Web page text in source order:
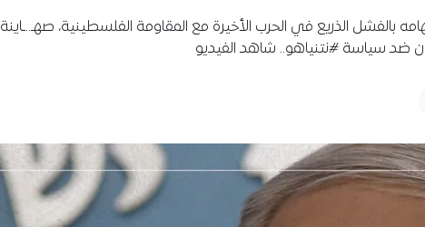
بالفشل الذريع في الحرب الأخيرة مع المقاومة الفلسطينية، صهـ..ـاينة
ضد سياسة #نتنياهو.. شاهد الفيديو